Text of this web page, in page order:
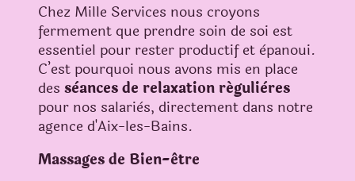
Chez Mille Services nous croyons
fermement que prendre soin de soi est
essentiel pour rester productif et èpanoui.
C’est pourquoi nous avons mis en place
des sèances de relaxation régulières
pour nos salariès, directement dans notre
agence d'Aix-les-Bains.
Massages de Bien-être